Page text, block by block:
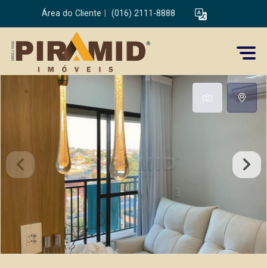
Área do Cliente (016) 2111-8888